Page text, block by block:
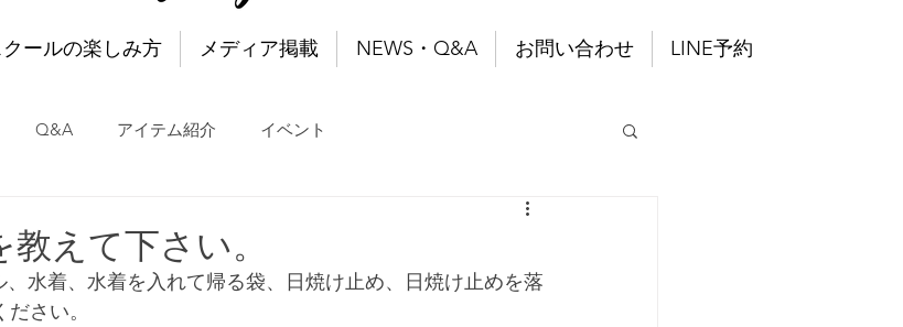
ールの楽しみ方 メディア掲載 NEWS・Q&A お問い合わせ LINE予約
Q&A アイテム紹介 イベント
えて下さい。
水着、水着を入れて帰る袋、日焼け止め、日焼け止めを落
さい。